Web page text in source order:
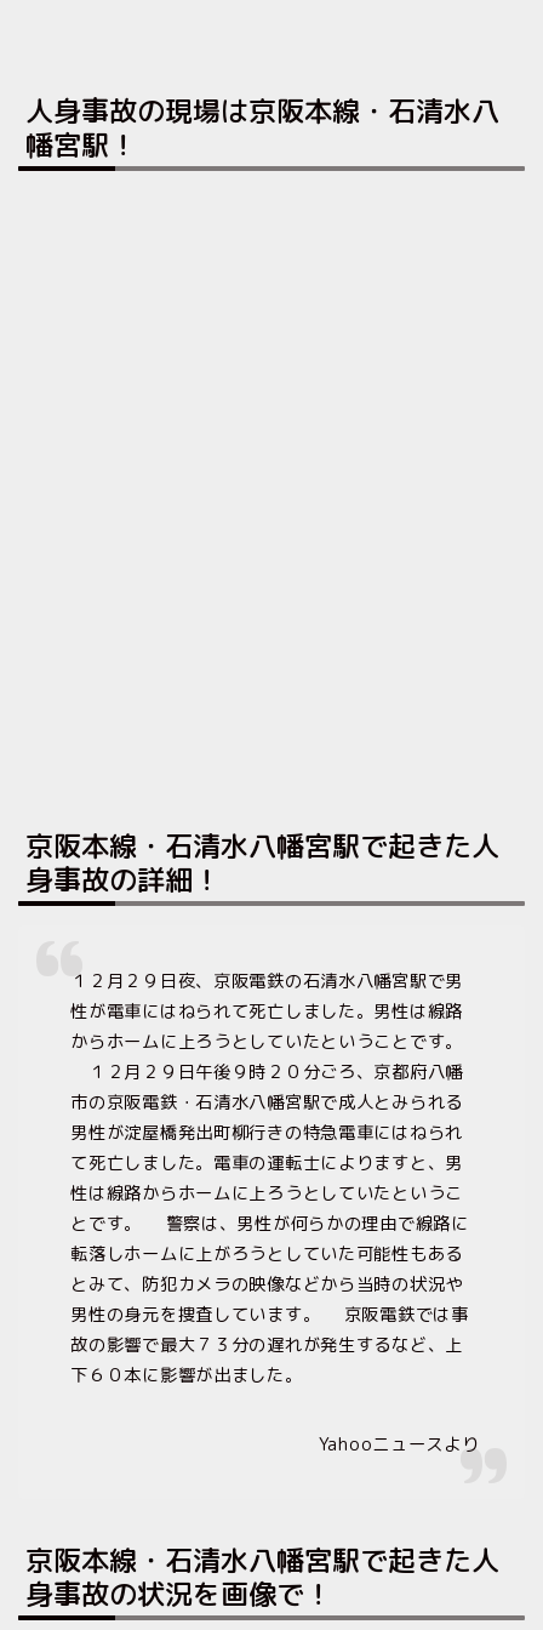
人身事故の現場は京阪本線・石清水八
幡宮駅！
京阪本線・石清水八幡宮駅で起きた人
身事故の詳細！
１２月２９日夜、京阪電鉄の石清水八幡宮駅で男
性が電車にはねられて死亡しました。男性は線路
からホームに上ろうとしていたということです。
１２月２９日午後９時２０分ごろ、京都府八幡
市の京阪電鉄・石清水八幡宮駅で成人とみられる
男性が淀屋橋発出町柳行きの特急電車にはねられ
て死亡しました。電車の運転士によりますと、男
性は線路からホームに上ろうとしていたというこ
とです。 警察は、男性が何らかの理由で線路に
転落しホームに上がろうとしていた可能性もある
とみて、防犯カメラの映像などから当時の状況や
男性の身元を捜査しています。 京阪電鉄では事
故の影響で最大７３分の遅れが発生するなど、上
下６０本に影響が出ました。
Yahooニュースより
京阪本線・石清水八幡宮駅で起きた人
身事故の状況を画像で！